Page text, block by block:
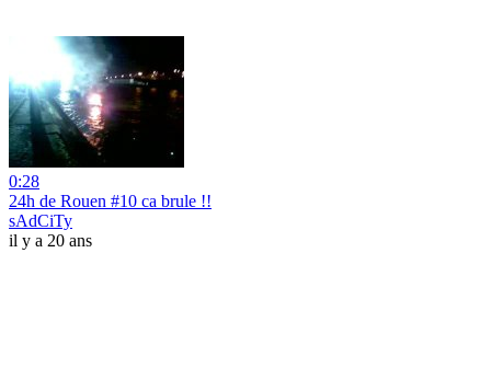
0:28
24h de Rouen #10 ca brule !!
sAdCiTy
il y a 20 ans